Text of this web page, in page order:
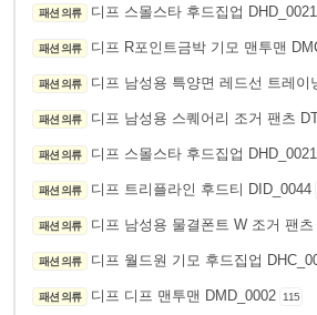
패션 의류 디프 스몰스타 후드집업 DHD_0021
패션 의류 디프 R포인트금박 기모 맨투맨
패션 의류 디프 남성용 특양면 레드선 트레이
패션 의류 디프 남성용 스퀘어리 조거 팬츠
패션 의류 디프 스몰스타 후드집업 DHD_0021
패션 의류 디프 트리플라인 후드티 DID_0044
패션 의류 디프 남성용 물결폰트 W 조거 팬츠
패션 의류 디프 월드원 기모 후드집업
패션 의류 디프 디프 맨투맨 DMD_0002 115